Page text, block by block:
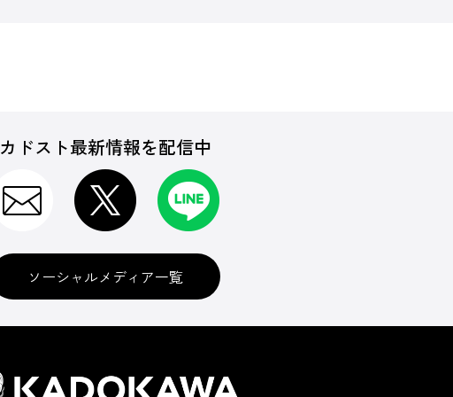
カドスト最新情報を配信中
ソーシャルメディア一覧